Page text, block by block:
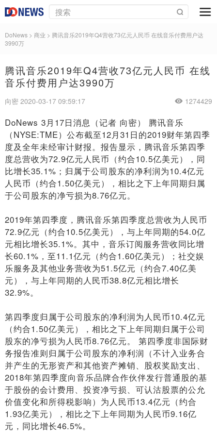
DoNews > 商业 > 腾讯音乐2019年Q4营收73亿元人民币 在线音乐付费用户达
3990万
腾讯音乐2019年Q4营收73亿元人民币 在线
音乐付费用户达3990万
向密 2020-03-17 09:59:17 1274429
DoNews 3月17日消息（记者 向密） 腾讯音乐
（NYSE:TME）公布截至12月31日的2019财年第四季
度及全年未经审计财报。报告显示，腾讯音乐第四季
度总营收为72.9亿元人民币（约合10.5亿美元），同
比增长35.1%；归属于公司股东的净利润为10.4亿元
人民币（约合1.50亿美元），相比之下上年同期归属
于公司股东的净亏损为8.76亿元。
2019年第四季度，腾讯音乐第四季度总营收为人民币
72.9亿元（约合10.5亿美元），与上年同期的54.0亿
元相比增长35.1%。其中，音乐订阅服务营收同比增
长60.1%，至11.1亿元（约合1.60亿美元）；社交娱
乐服务及其他业务营收为51.5亿元（约合7.40亿美
元），与上年同期的人民币38.8亿元相比增长
32.9%。
第四季度归属于公司股东的净利润为人民币10.4亿元
（约合1.50亿美元），相比之下上年同期归属于公司
股东的净亏损为人民币8.76亿元。 第四季度非国际财
务报告准则归属于公司股东的净利润（不计入业务合
并产生的无形资产和其他资产摊销、股权奖励支出、
2018年第四季度向音乐品牌合作伙伴发行普通股的基
于股份的会计费用、投资净亏损、可认沽股票的公允
价值变化和所得税影响）为人民币13.4亿元（约合
1.93亿美元），相比之下上年同期为人民币9.16亿
元，同比增长46.5%。